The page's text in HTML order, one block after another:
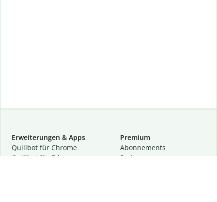
Erweiterungen & Apps
Quillbot für Chrome
Quillbot für Edge
Premium
Abon­ne­ments
Preise